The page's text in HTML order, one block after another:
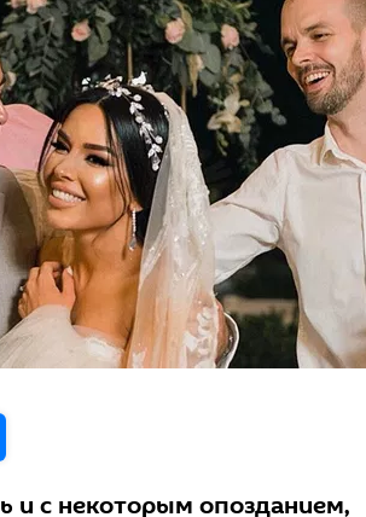
и с некоторым опозданием,